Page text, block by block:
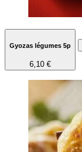
Gyozas légumes 5p
6,10 €